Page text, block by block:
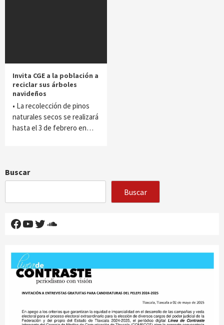
Invita CGE a la población a
reciclar sus árboles
navideños
• La recolección de pinos
naturales secos se realizará
hasta el 3 de febrero en…
Buscar
Buscar
Facebook
YouTube
Twitter
SoundCloud